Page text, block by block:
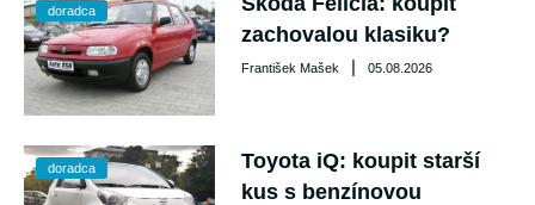
doradca
zachovalou klasiku?
František Mašek | 05.08.2026
doradca
Toyota iQ: koupit starší
kus s benzínovou